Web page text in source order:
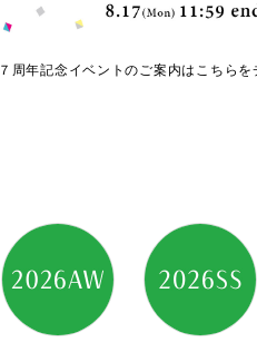
７周年記念イベントのご案内はこちらを